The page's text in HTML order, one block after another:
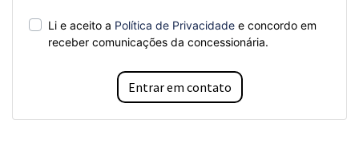
Li e aceito a Política de Privacidade e concordo em
receber comunicações da concessionária.
Entrar em contato